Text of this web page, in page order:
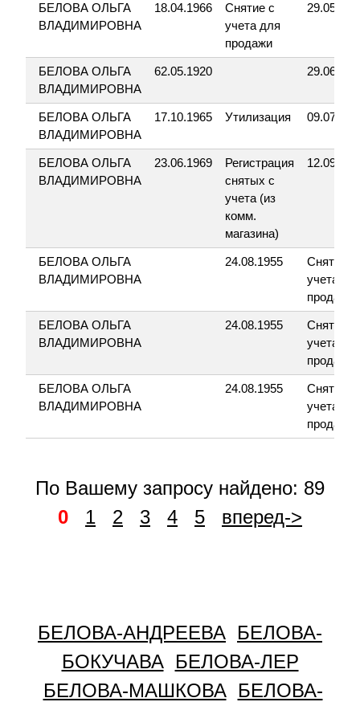
БЕЛОВА ОЛЬГА
ВЛАДИМИРОВНА
18.04.1966
Снятие с
учета для
продажи
БЕЛОВА ОЛЬГА
ВЛАДИМИРОВНА
62.05.1920
БЕЛОВА ОЛЬГА
ВЛАДИМИРОВНА
17.10.1965 Утилизация
БЕЛОВА ОЛЬГА
ВЛАДИМИРОВНА
23.06.1969
Регистрация
снятых с
учета (из
комм.
магазина)
БЕЛОВА ОЛЬГА
ВЛАДИМИРОВНА
24.08.1955
Снятие с
учета
продажи
БЕЛОВА ОЛЬГА
ВЛАДИМИРОВНА
24.08.1955
Снятие с
учета
продажи
БЕЛОВА ОЛЬГА
ВЛАДИМИРОВНА
24.08.1955
Снятие с
учета
продажи
По Вашему запросу найдено: 89
0
1 2 3 4 5 вперед->
БЕЛОВА-АНДРЕЕВА БЕЛОВА-
БОКУЧАВА
БЕЛОВА-ЛЕР
БЕЛОВА-МАШКОВА
БЕЛОВА-